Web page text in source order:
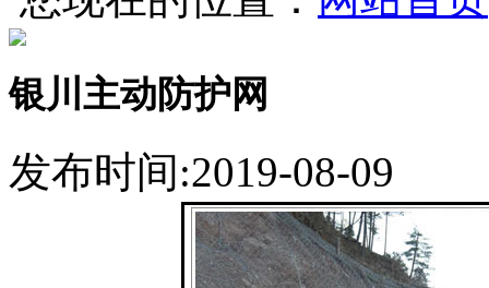
银川主动防护网
发布时间:2019-08-09